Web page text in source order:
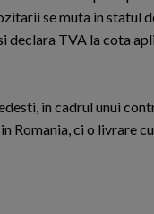
se muta in statul
declara TVA la cota
in cadrul unui
Romania, ci o livrare